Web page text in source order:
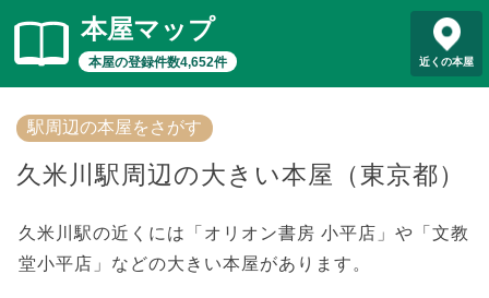
本屋マップ
本屋の登録件数4,652件 近くの本屋
駅周辺の本屋をさがす
久米川駅周辺の大きい本屋（東京都）
久米川駅の近くには「オリオン書房 小平店」や「文教
堂小平店」などの大きい本屋があります。